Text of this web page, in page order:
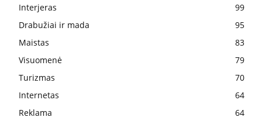
Interjeras
99
Drabužiai ir mada
95
Maistas
83
Visuomenė
79
Turizmas
70
Internetas
64
Reklama
64